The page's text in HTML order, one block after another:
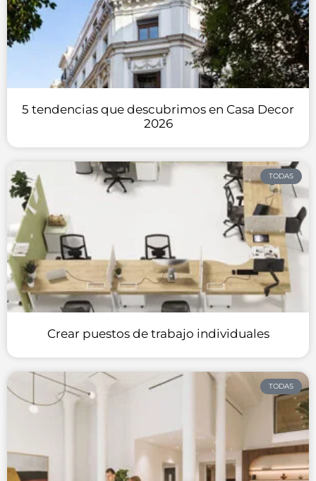
5 tendencias que descubrimos en Casa Decor
2026
TODAS
Crear puestos de trabajo individuales
TODAS